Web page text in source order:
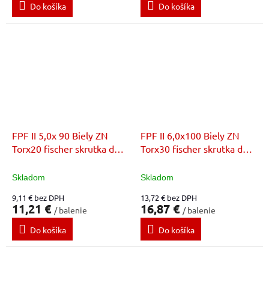
Do košíka
Do košíka
FPF II 5,0x 90 Biely ZN
Torx20 fischer skrutka do
Skladom
9,11 € bez DPH
11,21 € / balenie
Do košíka
FPF II 6,0x100 Biely ZN
Torx30 fischer skrutka do
Skladom
13,72 € bez DPH
16,87 € / balenie
Do košíka